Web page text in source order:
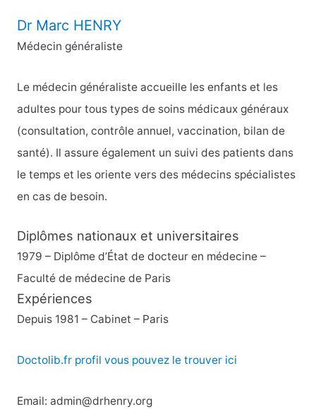
Dr Marc HENRY
Médecin généraliste
Le médecin généraliste accueille les enfants et les
adultes pour tous types de soins médicaux généraux
(consultation, contrôle annuel, vaccination, bilan de
santé). Il assure également un suivi des patients dans
le temps et les oriente vers des médecins spécialistes
en cas de besoin.
Diplômes nationaux et universitaires
1979 – Diplôme d’État de docteur en médecine –
Faculté de médecine de Paris
Expériences
Depuis 1981 – Cabinet – Paris
Doctolib.fr profil vous pouvez le trouver ici
Email: admin@drhenry.org